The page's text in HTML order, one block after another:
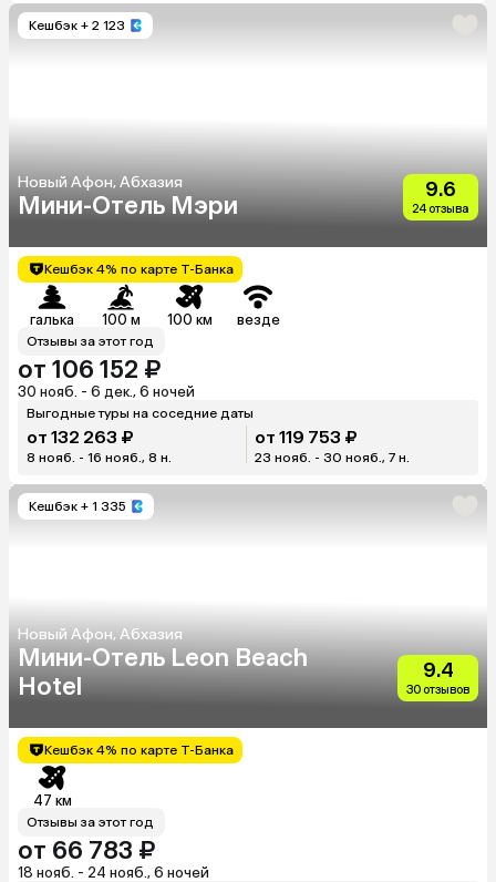
Кешбэк + 2 123
Новый Афон, Абхазия
Мини-Отель Мэри
9.6
24 отзыва
Кешбэк 4% по карте Т-Банка
галька 100 м 100 км везде
Отзывы за этот год
от 106 152 ₽
30 нояб. - 6 дек., 6 ночей
Выгодные туры на соседние даты
от 132 263 ₽
8 нояб. - 16 нояб., 8 н.
от 119 753 ₽
23 нояб. - 30 нояб., 7 н.
Кешбэк + 1 335
Новый Афон, Абхазия
Мини-Отель Leon Beach
Hotel
9.4
30 отзывов
Кешбэк 4% по карте Т-Банка
47 км
Отзывы за этот год
от 66 783 ₽
18 нояб. - 24 нояб., 6 ночей